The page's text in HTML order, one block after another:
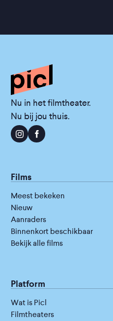
Nu in het filmtheater.
Nu bij jou thuis.
Films
Meest bekeken
Nieuw
Aanraders
Binnenkort beschikbaar
Bekijk alle films
Platform
Wat is Picl
Filmtheaters